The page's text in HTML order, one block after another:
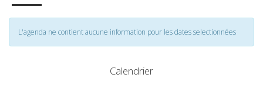
L'agenda ne contient aucune information pour les dates selectionnées
Calendrier